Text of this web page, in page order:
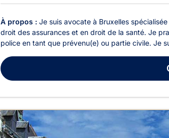
À propos : Je suis avocate à Bruxelles
droit des assurances et en droit de la santé. Je
police en tant que prévenu(e) ou partie civile. Je